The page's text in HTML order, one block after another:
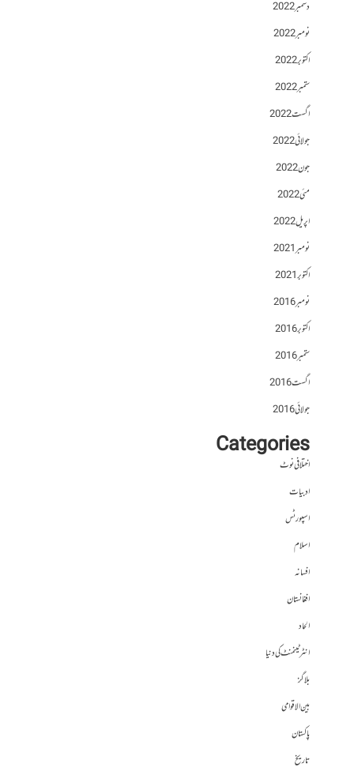
دسمبر 2022
نومبر 2022
اکتوبر 2022
ستمبر 2022
اگست 2022
جولائی 2022
جون 2022
مئی 2022
اپریل 2022
نومبر 2021
اکتوبر 2021
نومبر 2016
اکتوبر 2016
ستمبر 2016
اگست 2016
جولائی 2016
Categories
اختلافی نوٹ
ادبیات
اسپورٹس
اسلام
افسانہ
افغانستان
الحاد
انٹرٹینمنٹ کی دنیا
بلاگز
بین الاقوامی
پاکستان
تاریخ